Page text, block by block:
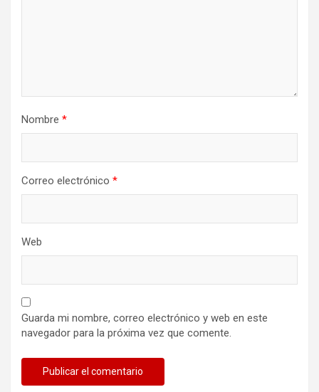
Nombre *
Correo electrónico *
Web
Guarda mi nombre, correo electrónico y web en este
navegador para la próxima vez que comente.